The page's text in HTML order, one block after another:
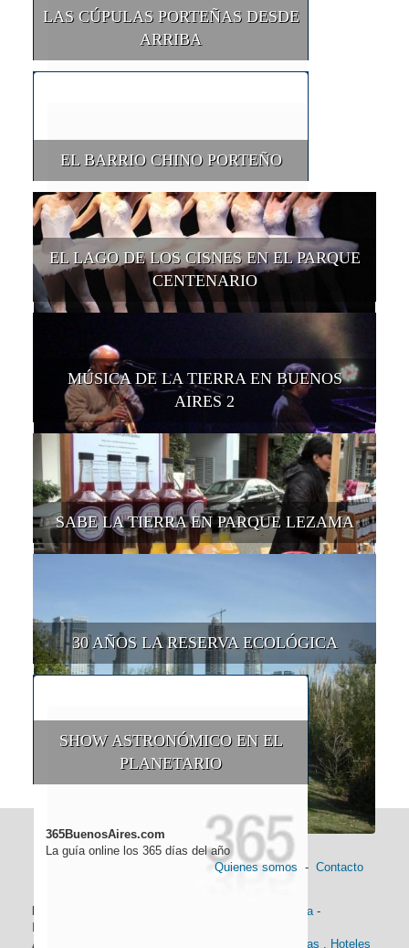
LAS CÚPULAS PORTEÑAS DESDE
ARRIBA
EL BARRIO CHINO PORTEÑO
EL LAGO DE LOS CISNES EN EL PARQUE
CENTENARIO
MÚSICA DE LA TIERRA EN BUENOS
AIRES 2
SABE LA TIERRA EN PARQUE LEZAMA
30 AÑOS LA RESERVA ECOLÓGICA
SHOW ASTRONÓMICO EN EL
PLANETARIO
365BuenosAires.com
La guía online los 365 días del año
Quienes somos - Contacto
Historia -
Alojamiento:
Hoteles 4 Estrellas Hoteles